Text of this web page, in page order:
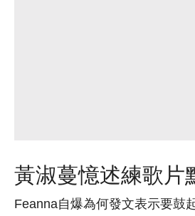
黃淑蔓憶述練歌片
Feanna自爆為何發文表示要鼓